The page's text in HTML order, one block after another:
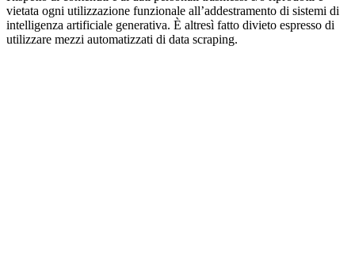
vietata ogni utilizzazione funzionale all’addestramento di sistemi di
intelligenza artificiale generativa. È altresì fatto divieto espresso di
utilizzare mezzi automatizzati di data scraping.